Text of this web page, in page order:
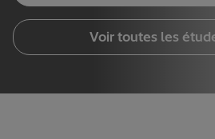
Voir toutes les